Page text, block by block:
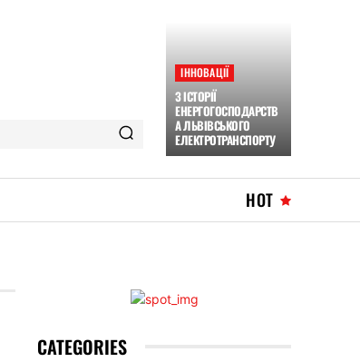
ІННОВАЦІЇ
З ІСТОРІЇ
ЕНЕРГОГОСПОДАРСТВ
А ЛЬВІВСЬКОГО
ЕЛЕКТРОТРАНСПОРТУ
HOT
CATEGORIES